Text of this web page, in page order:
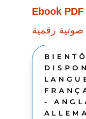
Ebook
-